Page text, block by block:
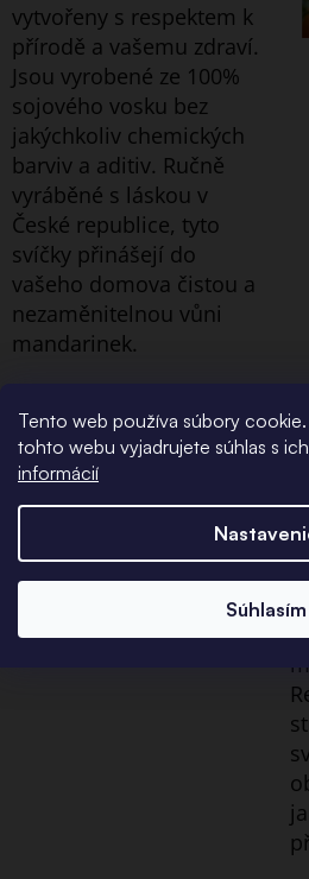
Tento web používa súbory
tohto webu vyjadrujete súhlas s
informácií
Súhlasím
vytvořeny s respektem k
přírodě a vašemu zdraví.
Jsou vyrobené ze 100%
sojového vosku bez
jakýchkoliv chemických
barviv a aditiv. Ručně
vyráběné s láskou v
České republice, tyto
svíčky přinášejí do
vašeho domova čistou a
nezaměnitelnou vůni
mandarinek.